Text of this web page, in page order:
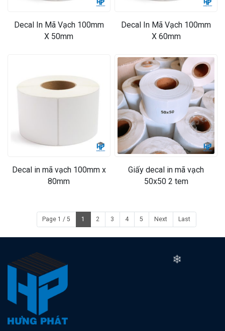
Decal In Mã Vạch 100mm
X 50mm
Decal In Mã Vạch 100mm
X 60mm
Decal in mã vạch 100mm x
80mm
Giấy decal in mã vạch
50x50 2 tem
Page 1 / 5 1 2 3 4 5 Next Last